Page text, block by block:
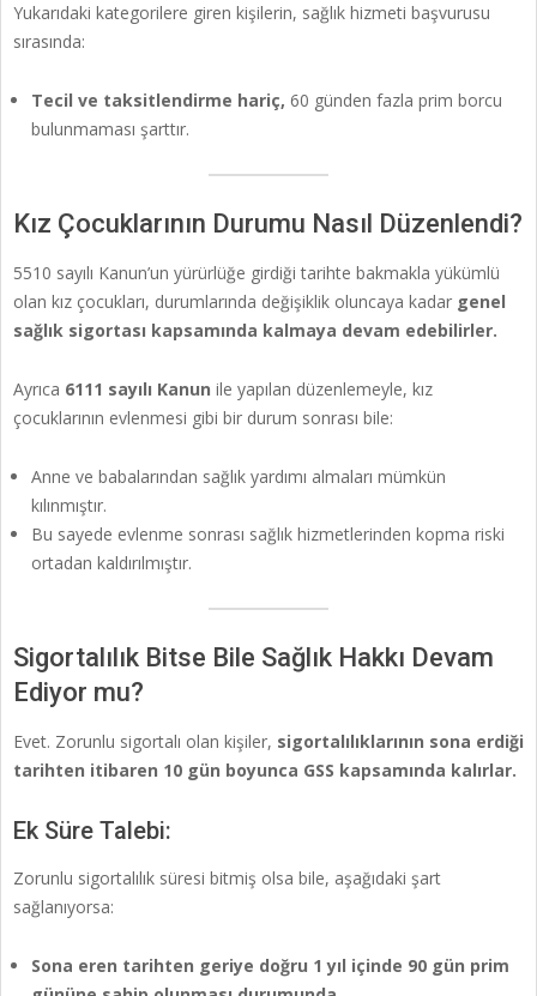
Yukarıdaki kategorilere giren kişilerin, sağlık hizmeti başvurusu
sırasında:
Tecil ve taksitlendirme hariç, 60 günden fazla prim borcu
bulunmaması şarttır.
Kız Çocuklarının Durumu Nasıl Düzenlendi?
5510 sayılı Kanun’un yürürlüğe girdiği tarihte bakmakla yükümlü
olan kız çocukları, durumlarında değişiklik oluncaya kadar genel
sağlık sigortası kapsamında kalmaya devam edebilirler.
Ayrıca 6111 sayılı Kanun ile yapılan düzenlemeyle, kız
çocuklarının evlenmesi gibi bir durum sonrası bile:
Anne ve babalarından sağlık yardımı almaları mümkün
kılınmıştır.
Bu sayede evlenme sonrası sağlık hizmetlerinden kopma riski
ortadan kaldırılmıştır.
Sigortalılık Bitse Bile Sağlık Hakkı Devam
Ediyor mu?
Evet. Zorunlu sigortalı olan kişiler, sigortalılıklarının sona erdiği
tarihten itibaren 10 gün boyunca GSS kapsamında kalırlar.
Ek Süre Talebi:
Zorunlu sigortalılık süresi bitmiş olsa bile, aşağıdaki şart
sağlanıyorsa:
Sona eren tarihten geriye doğru 1 yıl içinde 90 gün prim